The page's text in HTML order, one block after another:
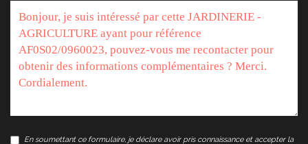
En soumettant ce formulaire, je déclare avoir pris connaissance et accepter la